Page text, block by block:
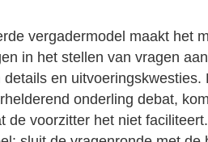
vergadermodel maakt het
in het stellen van vragen
details en uitvoeringskwesties.
onderling debat,
de voorzitter het niet